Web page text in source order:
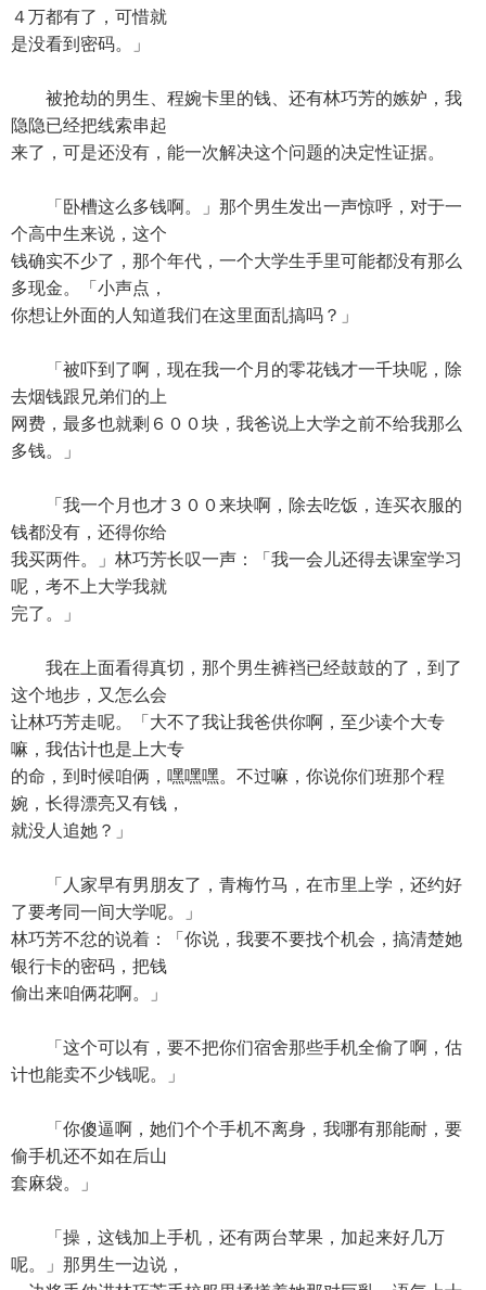
４万都有了，可惜就
是没看到密码。」
被抢劫的男生、程婉卡里的钱、还有林巧芳的嫉妒，我
隐隐已经把线索串起
来了，可是还没有，能一次解决这个问题的决定性证据。
「卧槽这么多钱啊。」那个男生发出一声惊呼，对于一
个高中生来说，这个
钱确实不少了，那个年代，一个大学生手里可能都没有那么
多现金。「小声点，
你想让外面的人知道我们在这里面乱搞吗？」
「被吓到了啊，现在我一个月的零花钱才一千块呢，除
去烟钱跟兄弟们的上
网费，最多也就剩６００块，我爸说上大学之前不给我那么
多钱。」
「我一个月也才３００来块啊，除去吃饭，连买衣服的
钱都没有，还得你给
我买两件。」林巧芳长叹一声：「我一会儿还得去课室学习
呢，考不上大学我就
完了。」
我在上面看得真切，那个男生裤裆已经鼓鼓的了，到了
这个地步，又怎么会
让林巧芳走呢。「大不了我让我爸供你啊，至少读个大专
嘛，我估计也是上大专
的命，到时候咱俩，嘿嘿嘿。不过嘛，你说你们班那个程
婉，长得漂亮又有钱，
就没人追她？」
「人家早有男朋友了，青梅竹马，在市里上学，还约好
了要考同一间大学呢。」
林巧芳不忿的说着：「你说，我要不要找个机会，搞清楚她
银行卡的密码，把钱
偷出来咱俩花啊。」
「这个可以有，要不把你们宿舍那些手机全偷了啊，估
计也能卖不少钱呢。」
「你傻逼啊，她们个个手机不离身，我哪有那能耐，要
偷手机还不如在后山
套麻袋。」
「操，这钱加上手机，还有两台苹果，加起来好几万
呢。」那男生一边说，